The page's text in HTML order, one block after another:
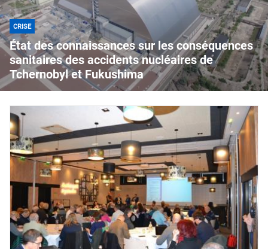
CRISE
État des connaissances sur les conséquences
sanitaires des accidents nucléaires de
Tchernobyl et Fukushima